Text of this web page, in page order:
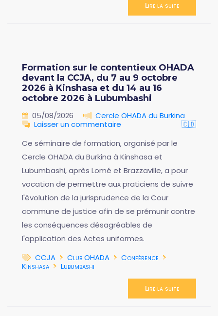
Lire la suite
Formation sur le contentieux OHADA
devant la CCJA, du 7 au 9 octobre
2026 à Kinshasa et du 14 au 16
octobre 2026 à Lubumbashi
05/08/2026
Cercle OHADA du Burkina
Laisser un commentaire
🇨🇩
Ce séminaire de formation, organisé par le
Cercle OHADA du Burkina à Kinshasa et
Lubumbashi, après Lomé et Brazzaville, a pour
vocation de permettre aux praticiens de suivre
l'évolution de la jurisprudence de la Cour
commune de justice afin de se prémunir contre
les conséquences désagréables de
l'application des Actes uniformes.
CCJA
Club OHADA
Conférence
Kinshasa
Lubumbashi
Lire la suite